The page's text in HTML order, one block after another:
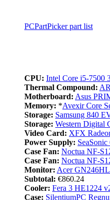
PCPartPicker part list
CPU: Intel Core i5-7500
Thermal Compound:
Motherboard: Asus
Memory: *Avexir Core
Storage: Samsung 840
Storage: Western Digital
Video Card: XFX
Power Supply:
Case Fan: Noctua NF-
Case Fan: Noctua NF-
Monitor: Acer
Subtotal: €860.24
Cooler: Fera 3 HE1224
Case: SilentiumPC